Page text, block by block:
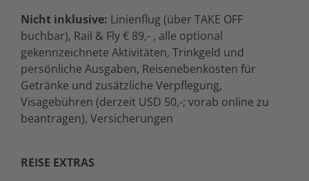
Nicht inklusive: Linienflug (über TAKE OFF
buchbar), Rail & Fly € 89,- , alle optional
gekennzeichnete Aktivitäten, Trinkgeld und
persönliche Ausgaben, Reisenebenkosten für
Getränke und zusätzliche Verpflegung,
Visagebühren (derzeit USD 50,-; vorab online zu
beantragen), Versicherungen
REISE EXTRAS